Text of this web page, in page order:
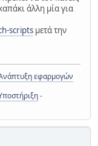
άλλη μία για
scripts μετά την
εφαρμογών
-